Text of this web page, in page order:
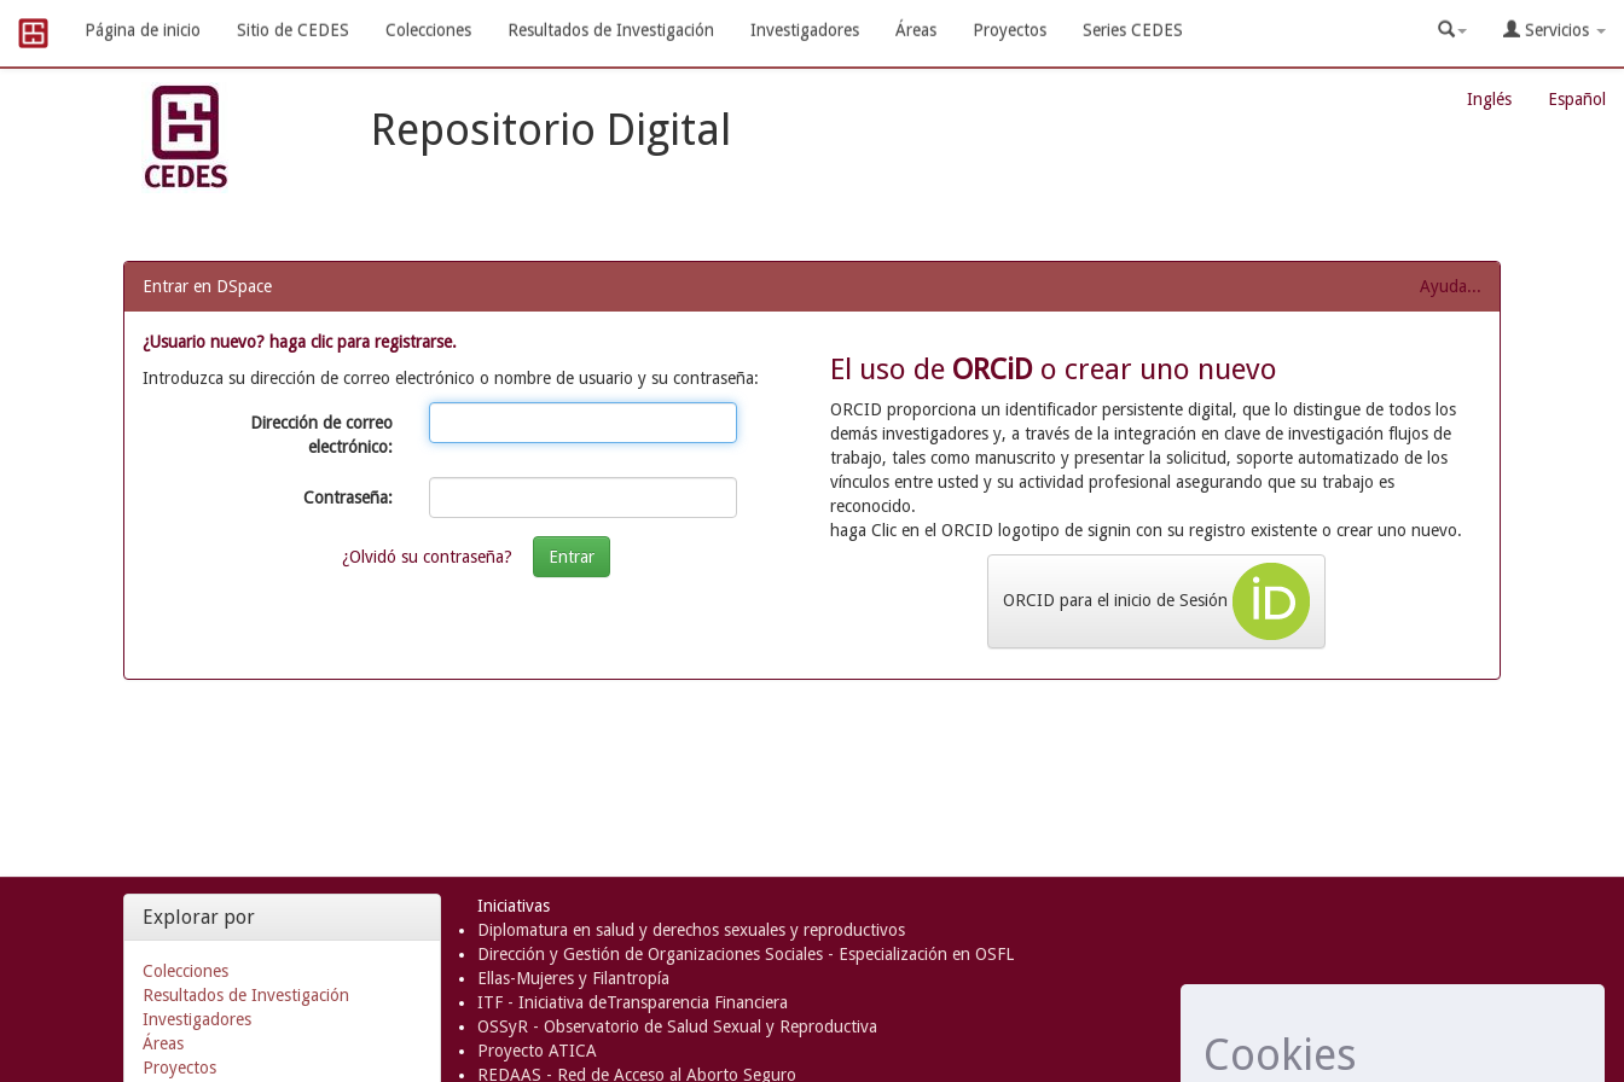
Cookies
navigation
Página de inicio Sitio de CEDES Colecciones Resultados de Investigación Investigadores Áreas Proyectos Series CEDES Servicios
Inglés Español
Repositorio Digital
Entrar en DSpace Ayuda...
¿Usuario nuevo? haga clic para registrarse.
Introduzca su dirección de correo electrónico o nombre de usuario y su contraseña:
Dirección de correo
electrónico:
Contraseña:
¿Olvidó su contraseña?
El uso de ORCiD o crear uno nuevo
ORCID proporciona un identificador persistente digital, que lo distingue de todos los
demás investigadores y, a través de la integración en clave de investigación flujos de
trabajo, tales como manuscrito y presentar la solicitud, soporte automatizado de los
vínculos entre usted y su actividad profesional asegurando que su trabajo es
reconocido.
haga Clic en el ORCID logotipo de signin con su registro existente o crear uno nuevo.
ORCID para el inicio de Sesión
Explorar por
Colecciones
Resultados de Investigación
Investigadores
Áreas
Proyectos
Iniciativas
Diplomatura en salud y derechos sexuales y reproductivos
Dirección y Gestión de Organizaciones Sociales - Especialización en OSFL
Ellas-Mujeres y Filantropía
ITF - Iniciativa deTransparencia Financiera
OSSyR - Observatorio de Salud Sexual y Reproductiva
Proyecto ATICA
REDAAS - Red de Acceso al Aborto Seguro